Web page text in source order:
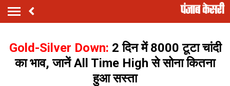
Gold-Silver Down: 2 दिन में ₹8000 टूटा चांदी
का भाव, जानें All Time High से सोना कितना
हुआ सस्ता